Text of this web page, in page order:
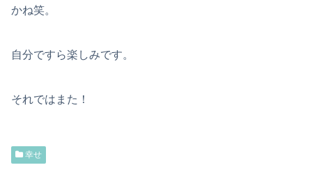
かね笑。
自分ですら楽しみです。
それではまた！
幸せ